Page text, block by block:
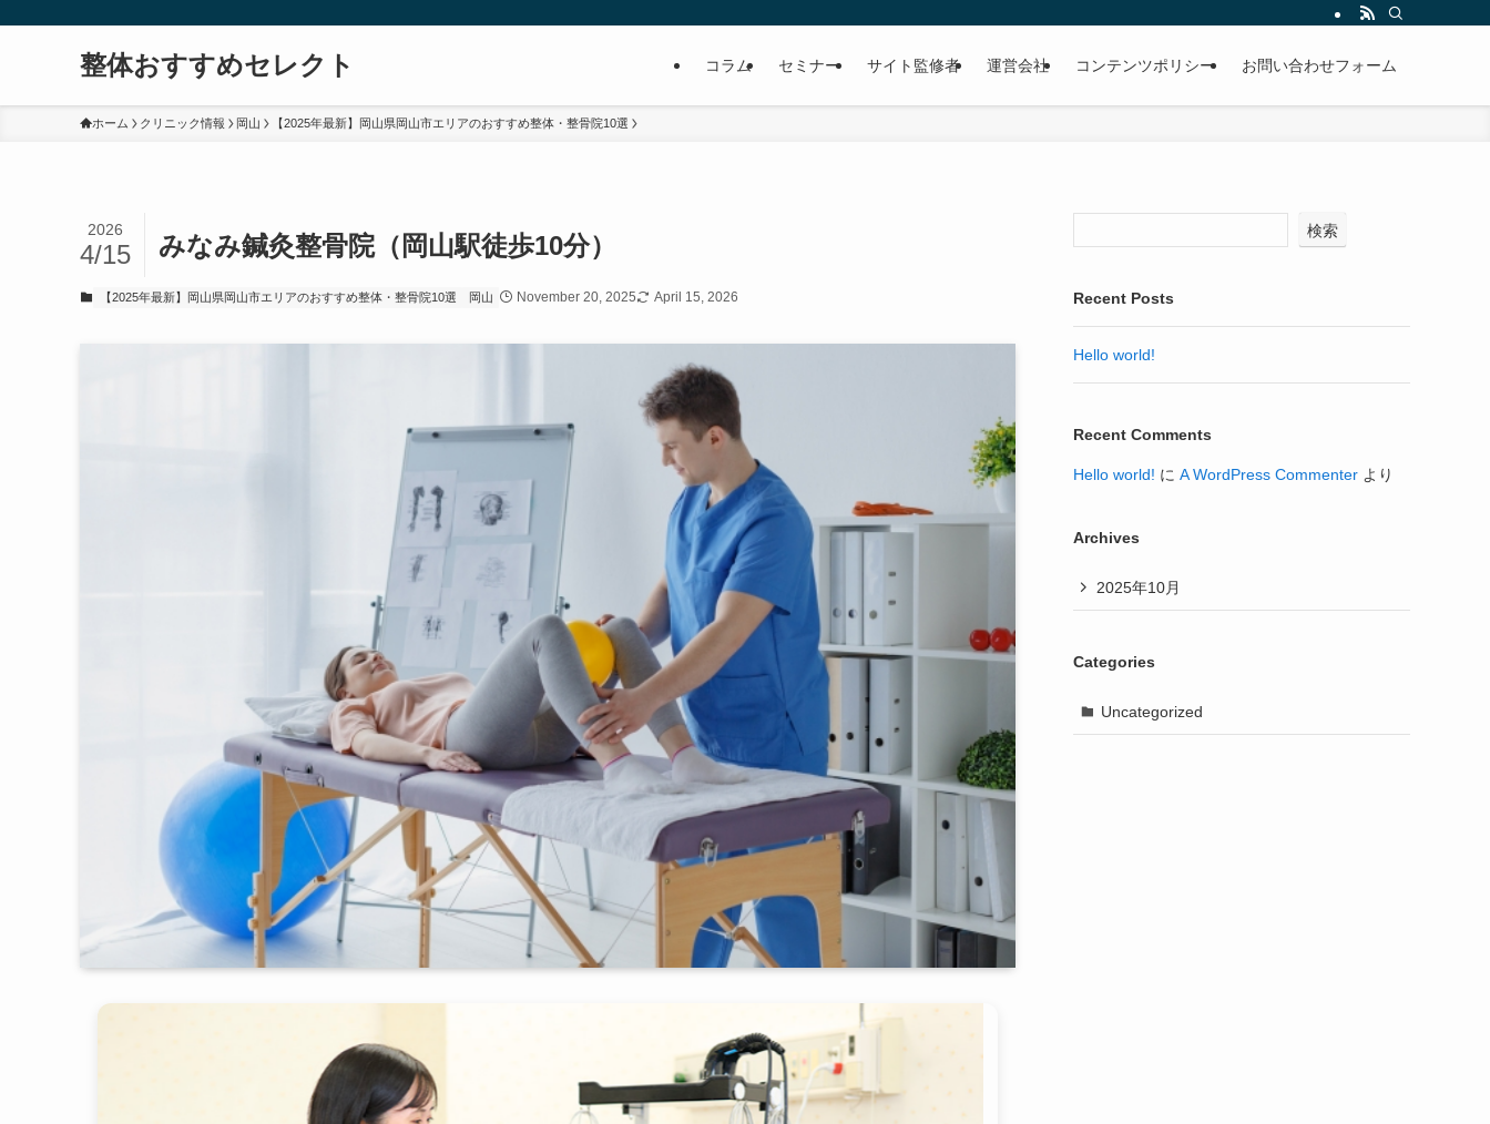
整体おすすめセレクト コラム セミナー サイト監修者 運営会社 コンテンツポリシー お問い合わせフォーム
ホーム クリニック情報 岡山 【2025年最新】岡山県岡山市エリアのおすすめ整体・整骨院10選
みなみ鍼灸整骨院（岡山駅徒歩10分）
2026
4/15
【2025年最新】岡山県岡山市エリアのおすすめ整体・整骨院10選 岡山 November 20, 2025 April 15, 2026
検索
Recent Posts
Hello world!
Recent Comments
Hello world! に A WordPress Commenter より
Archives
2025年10月
Categories
Uncategorized